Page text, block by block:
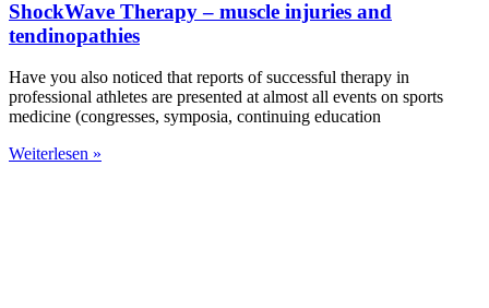
ShockWave Therapy – muscle injuries and
tendinopathies
Have you also noticed that reports of successful therapy in
professional athletes are presented at almost all events on sports
medicine (congresses, symposia, continuing education
Weiterlesen »